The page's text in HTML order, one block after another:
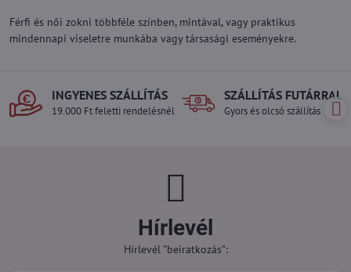
Férfi és női zokni többféle színben, mintával, vagy praktikus
mindennapi viseletre munkába vagy társasági eseményekre.
INGYENES SZÁLLÍTÁS
19.000 Ft feletti rendelésnél
SZÁLLÍTÁS FUTÁRRAL
Gyors és olcsó szállítás
Hírlevél
Hírlevél "beiratkozás":